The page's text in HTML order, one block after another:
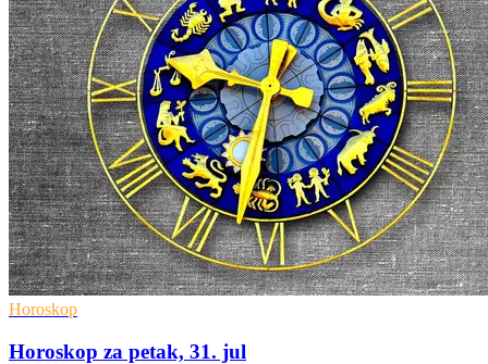
Horoskop
Horoskop za petak, 31. jul